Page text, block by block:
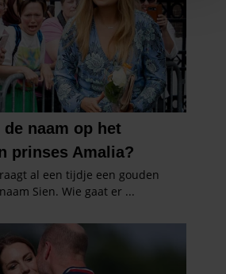
voor social media te bieden
te analyseren. Ook delen we
van onze site met onze
adverteren en analyse. Deze
gegevens combineren met andere
heeft verstrekt of die ze hebben
uw gebruik van hun services. U
cookies als u onze website blijft